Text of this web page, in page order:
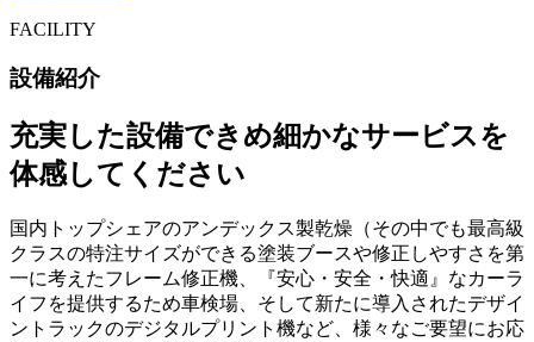
FACILITY
設備紹介
充実した設備できめ細かなサービスを
体感してください
国内トップシェアのアンデックス製乾燥（その中でも最高級
クラスの特注サイズができる塗装ブースや修正しやすさを第
一に考えたフレーム修正機、『安心・安全・快適』なカーラ
イフを提供するため車検場、そして新たに導入されたデザイ
ントラックのデジタルプリント機など、様々なご要望にお応